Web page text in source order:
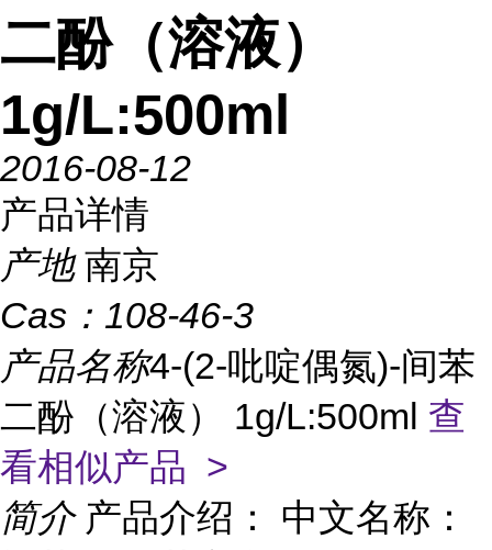
二酚（溶液）
1g/L:500ml
2016-08-12
产品详情
产地 南京
Cas： 108-46-3
产品名称4-(2-吡啶偶氮)-间苯
二酚（溶液） 1g/L:500ml 查
看相似产品 >
简介 产品介绍： 中文名称：